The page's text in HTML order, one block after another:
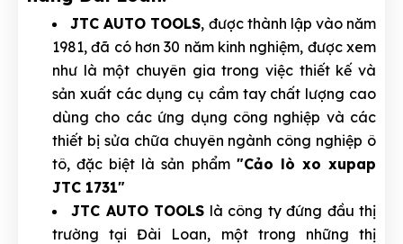
JTC AUTO TOOLS, được thành lập vào năm
1981, đã có hơn 30 năm kinh nghiệm, được xem
như là một chuyên gia trong việc thiết kế và
sản xuất các dụng cụ cầm tay chất lượng cao
dùng cho các ứng dụng công nghiệp và các
thiết bị sửa chữa chuyên ngành công nghiệp ô
tô, đặc biệt là sản phẩm "Cảo lò xo xupap
JTC 1731"
JTC AUTO TOOLS là công ty đứng đầu thị
trường tại Đài Loan, một trong những thị